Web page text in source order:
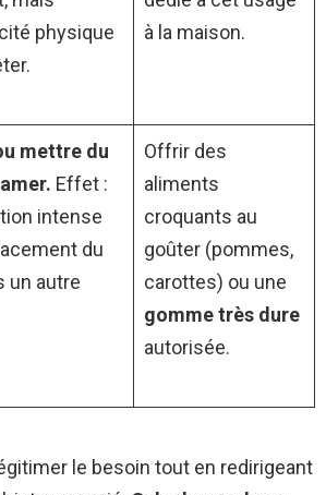
physique
à la maison.
mettre du
Effet :
intense
du
un autre
Offrir des
aliments
croquants au
goûter (pommes,
carottes) ou une
gomme très dure
autorisée.
le besoin tout en redirigeant